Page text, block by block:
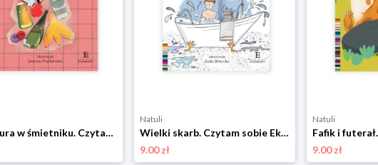
Awantura w śmietniku. Czytam sobie Eko. Poziom 1 Harper colins / harper kids
Natuli
Wielki skarb. Czytam sobie Eko. Poziom 1 Harper colins / harper kids
9.00 zł
Natuli
9.00 zł